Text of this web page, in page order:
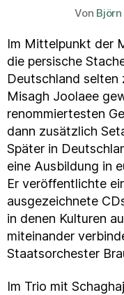
Von
Im Mittelpunkt der
die persische
Deutschland selten
Misagh Joolaee
renommiertesten
dann zusätzlich
Später in
eine Ausbildung in
Er veröffentlichte
ausgezeichnete
in denen Kulturen
miteinander
Staatsorchester
Im Trio mit